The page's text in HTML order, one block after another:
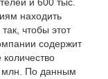
находить
чтобы этот
содержит
млн. По данным